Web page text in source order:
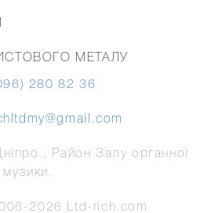
МЕТАЛУ
280 82 36
Район Залу органної
музики.
2026 Ltd-rich.com